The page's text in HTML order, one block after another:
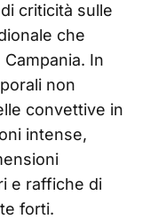
criticità sulle
che
In
non
convettive in
intense,
e raffiche di
forti.